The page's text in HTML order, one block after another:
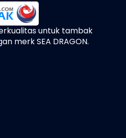
untuk tambak
merk SEA DRAGON.